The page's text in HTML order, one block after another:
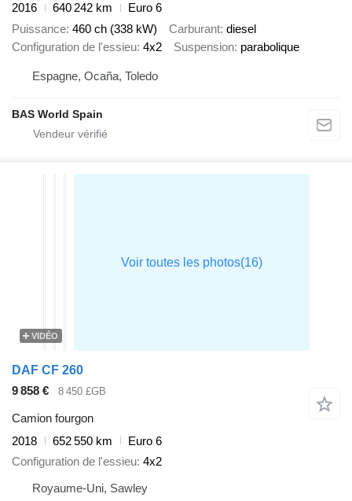
2016
640 242 km
Euro 6
Puissance 460 ch (338 kW) Carburant diesel
Configuration de l'essieu 4x2 Suspension parabolique
Espagne, Ocaña, Toledo
BAS World Spain
VIDÉO
DAF CF 260
9 858 €
8 450 £GB
Camion fourgon
2018
652 550 km
Euro 6
Configuration de l'essieu 4x2
Royaume-Uni, Sawley